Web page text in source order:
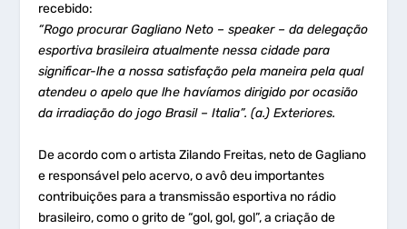
recebido:
“Rogo procurar Gagliano Neto – speaker – da delegação
esportiva brasileira atualmente nessa cidade para
significar-lhe a nossa satisfação pela maneira pela qual
atendeu o apelo que lhe havíamos dirigido por ocasião
da irradiação do jogo Brasil – Italia”. (a.) Exteriores.
De acordo com o artista Zilando Freitas, neto de Gagliano
e responsável pelo acervo, o avô deu importantes
contribuições para a transmissão esportiva no rádio
brasileiro, como o grito de “gol, gol, gol”, a criação de